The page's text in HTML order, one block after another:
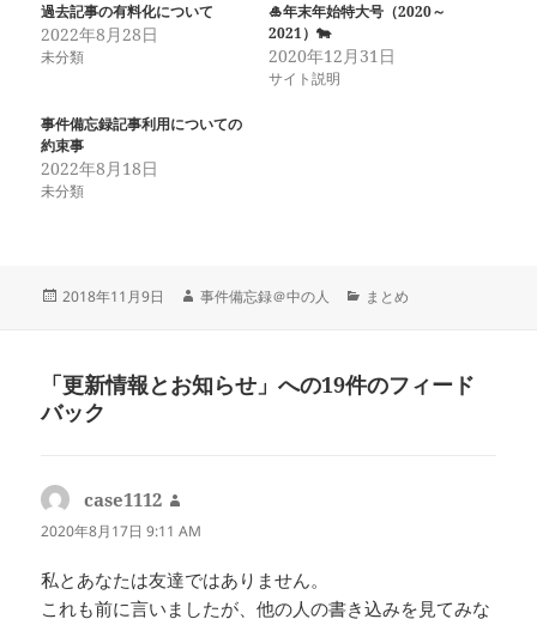
過去記事の有料化について
2022年8月28日
未分類
🎍年末年始特大号（2020～
2021）🐄
2020年12月31日
サイト説明
事件備忘録記事利用についての
約束事
2022年8月18日
未分類
投
2018年11月9日
作
事件備忘録＠中の人
カ
ー
まとめ
「更新情報とお知らせ」への19件のフィード
バック
case1112
り:
2020年8月17日 9:11 AM
私とあなたは友達ではありません。
これも前に言いましたが、他の人の書き込みを見てみな